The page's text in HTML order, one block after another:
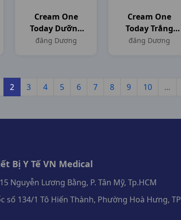
Cream One
Today Dưỡng
Trắng Da-Tàn
đăng Dương
Cream One
Today Trắng
Da-Chống
đăng Dương
2 3 4 5 6 7 8 9 10 ...
Bị Y Tế VN Medical
Nguyễn Lương Bằng, P. Tân Mỹ, Tp.HCM
số 134/1 Tô Hiến Thành, Phường Hoà Hưng, TP